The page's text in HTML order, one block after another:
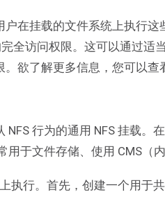
户在挂载的文件系统上执行
全访问权限。这可以通过适
。欲了解更多信息，您可以
NFS 行为的通用 NFS 挂载
用于文件存储、使用 CMS（
执行。首先，创建一个用于